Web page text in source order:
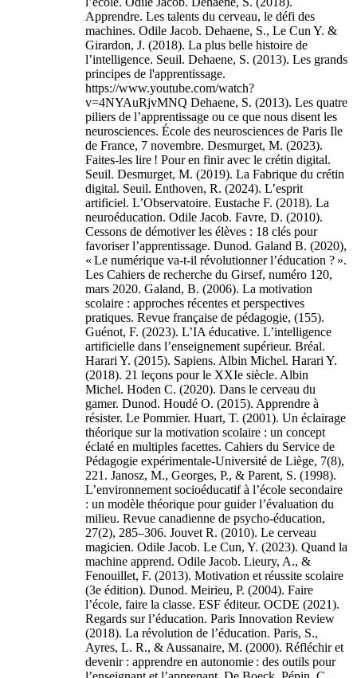
Apprendre. Les talents du cerveau, le défi des
machines. Odile Jacob. Dehaene, S., Le Cun Y. &
Girardon, J. (2018). La plus belle histoire de
l’intelligence. Seuil. Dehaene, S. (2013). Les grands
principes de l'apprentissage.
https://www.youtube.com/watch?
v=4NYAuRjvMNQ Dehaene, S. (2013). Les quatre
piliers de l’apprentissage ou ce que nous disent les
neurosciences. École des neurosciences de Paris Ile
de France, 7 novembre. Desmurget, M. (2023).
Faites-les lire ! Pour en finir avec le crétin digital.
Seuil. Desmurget, M. (2019). La Fabrique du crétin
digital. Seuil. Enthoven, R. (2024). L’esprit
artificiel. L’Observatoire. Eustache F. (2018). La
neuroéducation. Odile Jacob. Favre, D. (2010).
Cessons de démotiver les élèves : 18 clés pour
favoriser l’apprentissage. Dunod. Galand B. (2020),
« Le numérique va-t-il révolutionner l’éducation ? ».
Les Cahiers de recherche du Girsef, numéro 120,
mars 2020. Galand, B. (2006). La motivation
scolaire : approches récentes et perspectives
pratiques. Revue française de pédagogie, (155).
Guénot, F. (2023). L’IA éducative. L’intelligence
artificielle dans l’enseignement supérieur. Bréal.
Harari Y. (2015). Sapiens. Albin Michel. Harari Y.
(2018). 21 leçons pour le XXIe siècle. Albin
Michel. Hoden C. (2020). Dans le cerveau du
gamer. Dunod. Houdé O. (2015). Apprendre à
résister. Le Pommier. Huart, T. (2001). Un éclairage
théorique sur la motivation scolaire : un concept
éclaté en multiples facettes. Cahiers du Service de
Pédagogie expérimentale-Université de Liège, 7(8),
221. Janosz, M., Georges, P., & Parent, S. (1998).
L’environnement socioéducatif à l’école secondaire
: un modèle théorique pour guider l’évaluation du
milieu. Revue canadienne de psycho-éducation,
27(2), 285–306. Jouvet R. (2010). Le cerveau
magicien. Odile Jacob. Le Cun, Y. (2023). Quand la
machine apprend. Odile Jacob. Lieury, A., &
Fenouillet, F. (2013). Motivation et réussite scolaire
(3e édition). Dunod. Meirieu, P. (2004). Faire
l’école, faire la classe. ESF éditeur. OCDE (2021).
Regards sur l’éducation. Paris Innovation Review
(2018). La révolution de l’éducation. Paris, S.,
Ayres, L. R., & Aussanaire, M. (2000). Réfléchir et
devenir : apprendre en autonomie : des outils pour